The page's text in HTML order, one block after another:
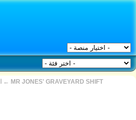
← MR JONES' GRAVEYARD SHIFT